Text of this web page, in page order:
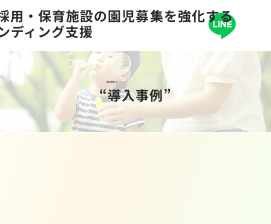
用・保育施設の園児募集を強化する
ディング支援
WORKS
“導入事例”